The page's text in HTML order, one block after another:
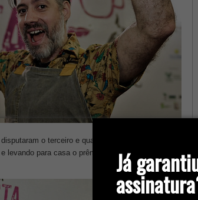
Já
o terceiro e quarto lugares. Eder ficou
para casa o prêmio de R$ 500 em dinheiro